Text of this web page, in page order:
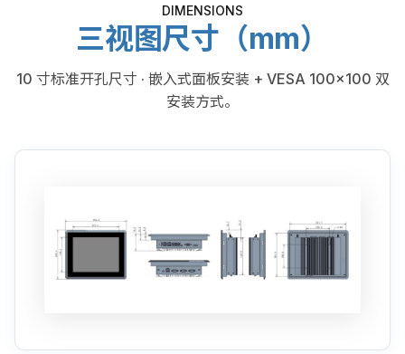
DIMENSIONS
三视图尺寸（mm）
10 寸标准开孔尺寸 · 嵌入式面板安装 + VESA 100×100 双
安装方式。